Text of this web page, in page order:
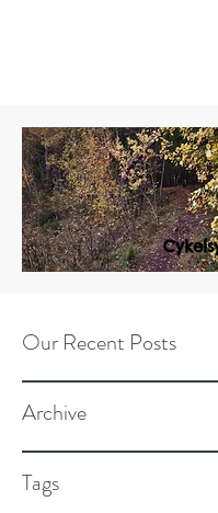
Our Recent Posts
Archive
Tags